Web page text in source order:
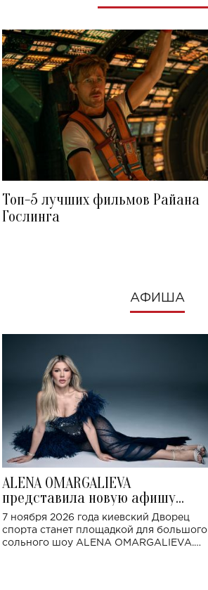
Топ-5 лучших фильмов Райана
Гослинга
АФИША
ALENA OMARGALIEVA
представила новую афишу
большого концерта во Дворце
спорта
7 ноября 2026 года киевский Дворец
спорта станет площадкой для большого
сольного шоу ALENA OMARGALIEVA.